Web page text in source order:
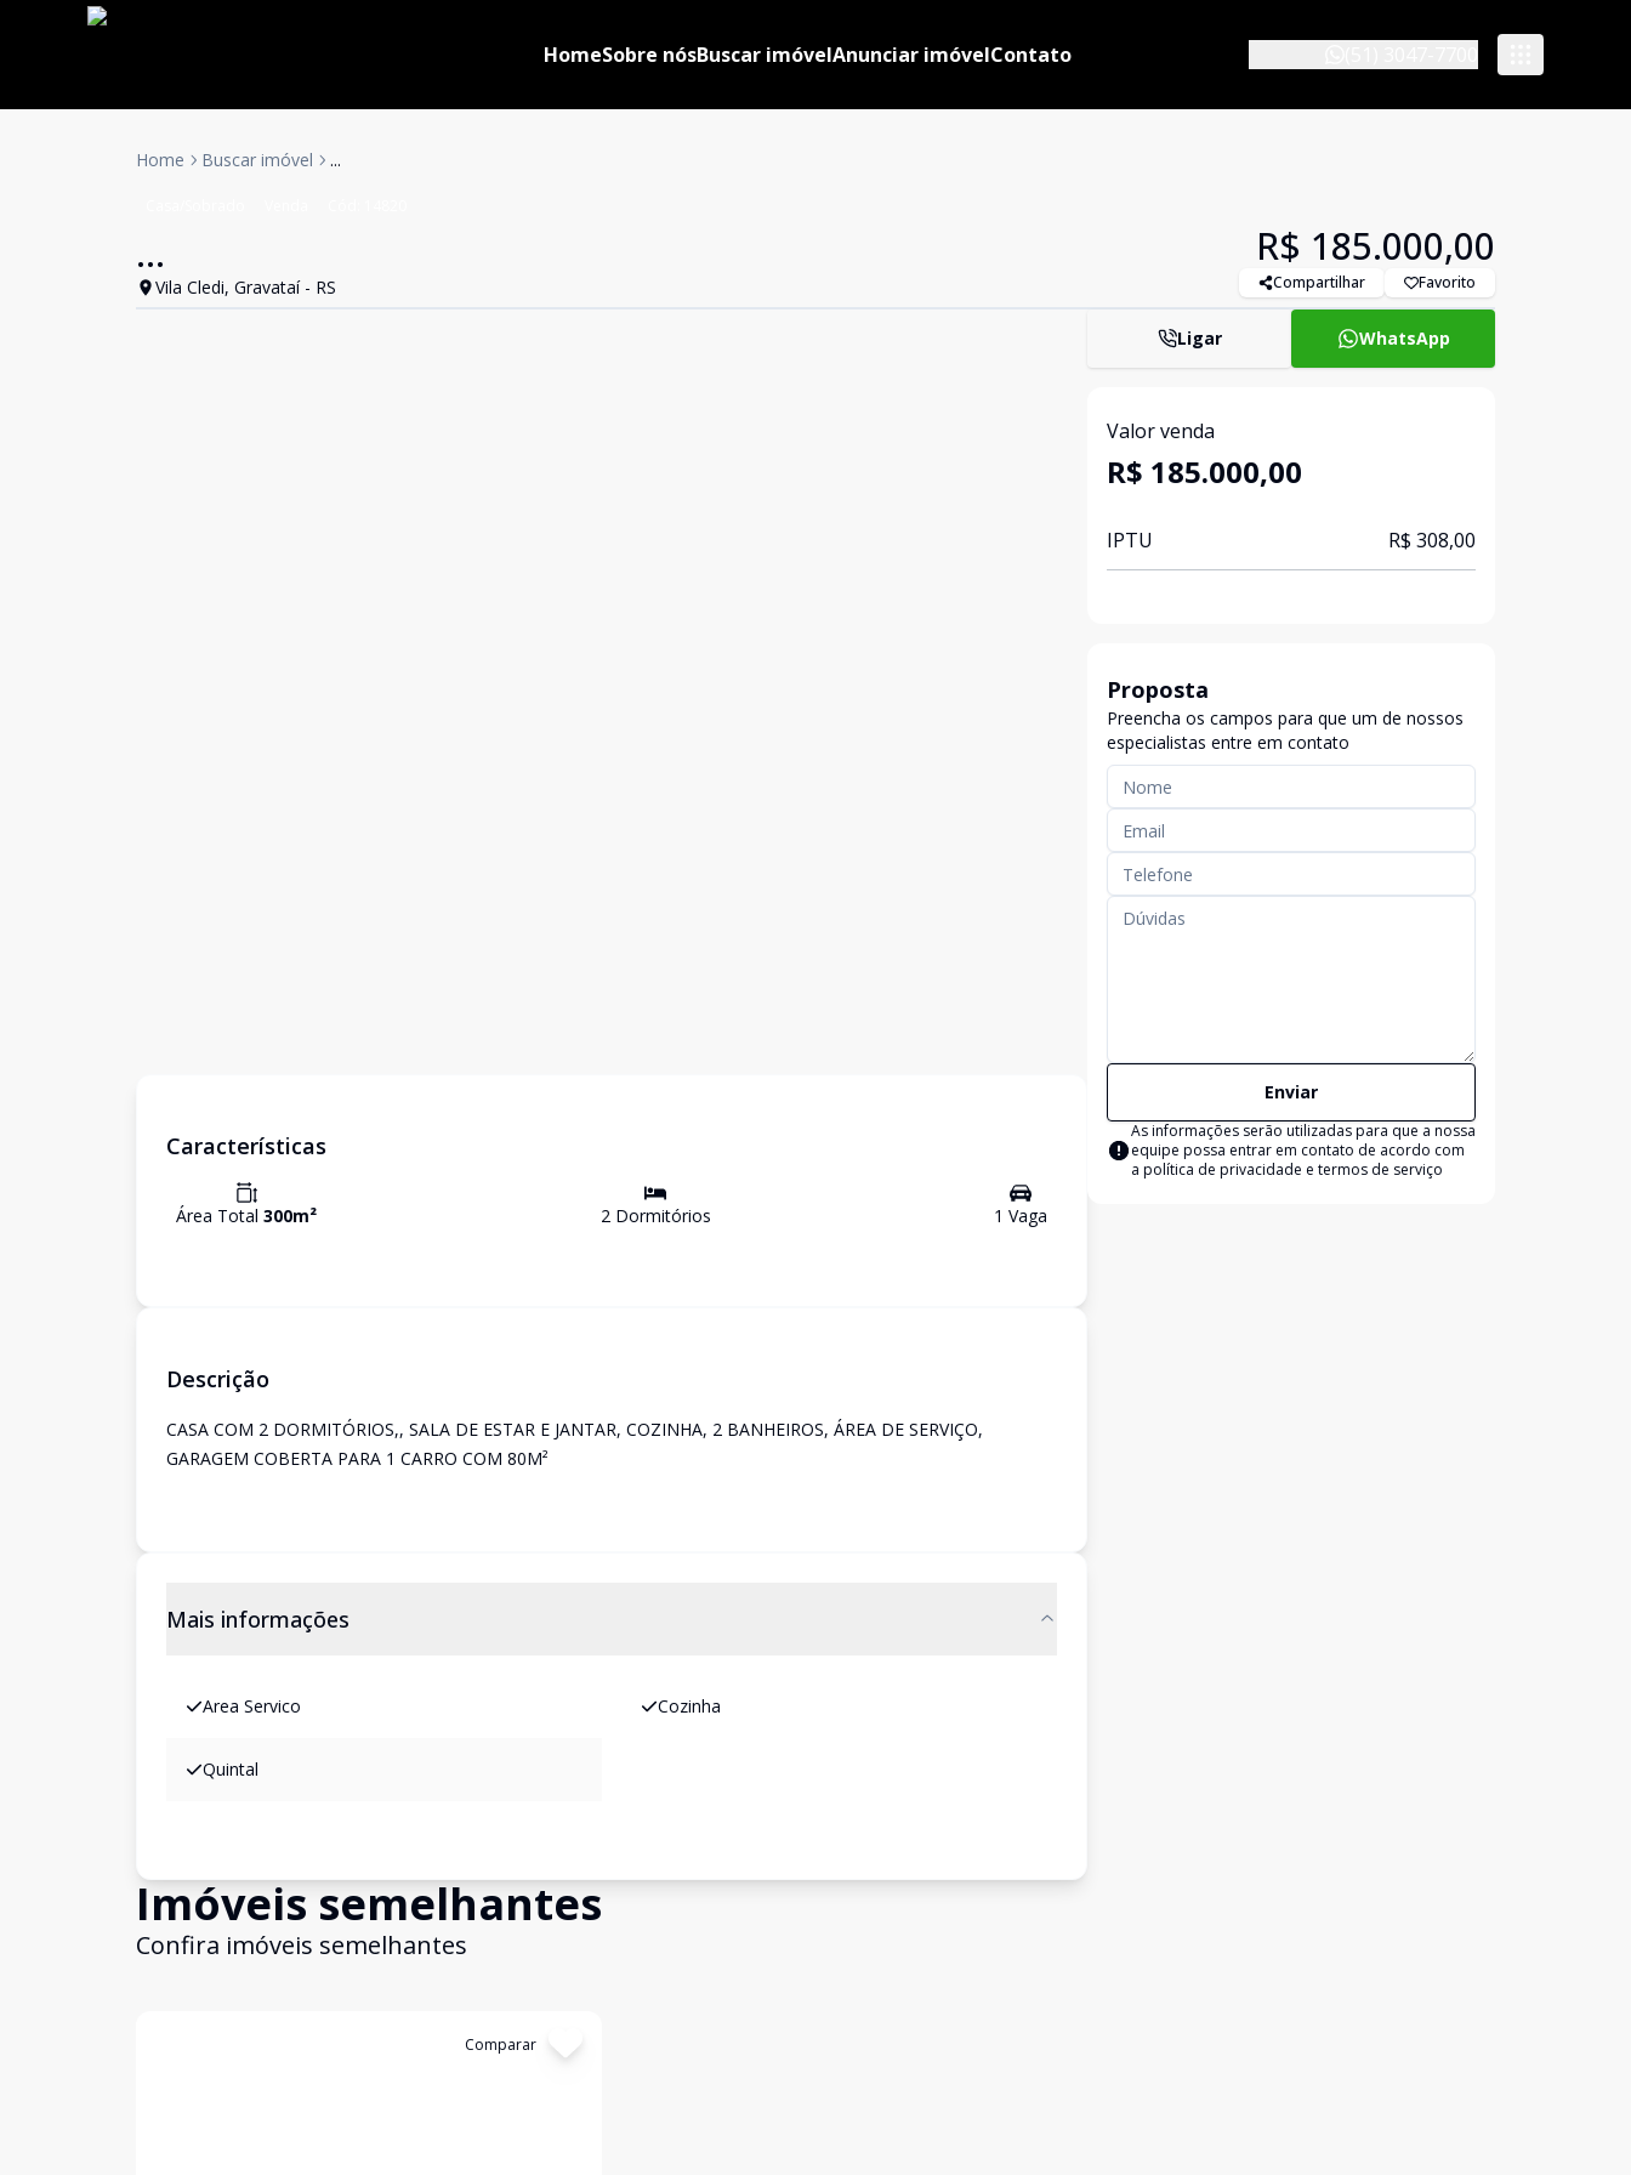
HomeSobre nósBuscar imóvelAnunciar imóvelContato
Home Buscar imóvel ...
...
Vila Cledi, Gravataí - RS
R$ 185.000,00
Compartilhar Favorito
Características
Área Total 300m² 2Dormitórios 1 Vaga
Descrição
CASA COM 2 DORMITÓRIOS,, SALA DE ESTAR E JANTAR, COZINHA, 2 BANHEIROS, ÁREA DE SERVIÇO,
GARAGEM COBERTA PARA 1 CARRO COM 80M²
Mais informações
Area Servico Cozinha
Quintal
Imóveis semelhantes
Confira imóveis semelhantes
Comparar
Ligar WhatsApp
Valor venda
R$ 185.000,00
IPTU R$ 308,00
Proposta
Preencha os campos para que um de nossos
especialistas entre em contato
Enviar
As informações serão utilizadas para que a nossa
equipe possa entrar em contato de acordo com
a política de privacidade e termos de serviço